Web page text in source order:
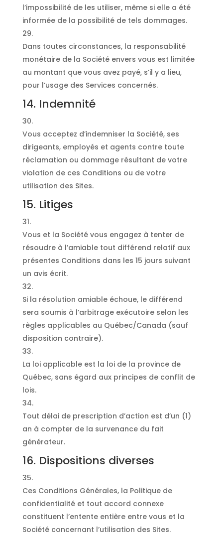
l’impossibilité de les utiliser, même si elle a été
informée de la possibilité de tels dommages.
Dans toutes circonstances, la responsabilité
monétaire de la Société envers vous est limitée
au montant que vous avez payé, s’il y a lieu,
pour l’usage des Services concernés.
14. Indemnité
Vous acceptez d’indemniser la Société, ses
dirigeants, employés et agents contre toute
réclamation ou dommage résultant de votre
violation de ces Conditions ou de votre
utilisation des Sites.
15. Litiges
Vous et la Société vous engagez à tenter de
résoudre à l’amiable tout différend relatif aux
présentes Conditions dans les 15 jours suivant
un avis écrit.
Si la résolution amiable échoue, le différend
sera soumis à l’arbitrage exécutoire selon les
règles applicables au Québec/Canada (sauf
disposition contraire).
La loi applicable est la loi de la province de
Québec, sans égard aux principes de conflit de
lois.
Tout délai de prescription d’action est d’un (1)
an à compter de la survenance du fait
générateur.
16. Dispositions diverses
Ces Conditions Générales, la Politique de
confidentialité et tout accord connexe
constituent l’entente entière entre vous et la
Société concernant l’utilisation des Sites.